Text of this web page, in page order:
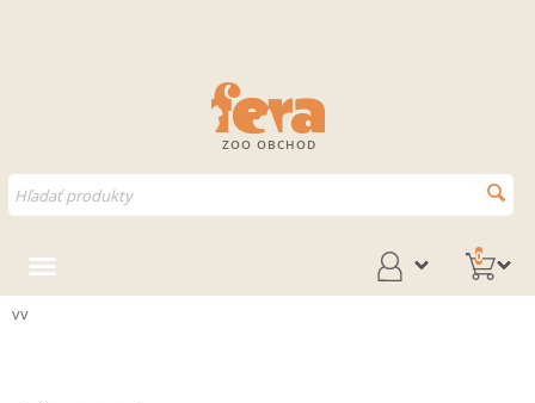
ZOO OBCHOD
0
vv